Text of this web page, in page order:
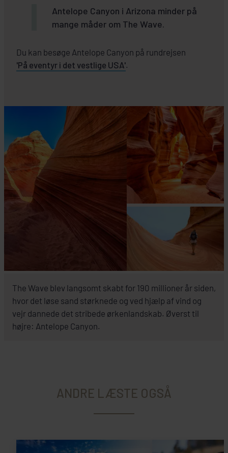
Antelope Canyon i Arizona minder på
mange måder om The Wave.
Du kan besøge Antelope Canyon på rundrejsen
'På eventyr i det vestlige USA'.
The Wave blev langsomt skabt for 190 millioner år siden,
hvor det løse sand størknede og ved hjælp af vind og
vejr dannede det stribede ørkenlandskab. Øverst til
højre: Antelope Canyon.
ANDRE LÆSTE OGSÅ